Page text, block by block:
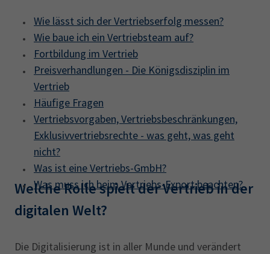
Wie lässt sich der Vertriebserfolg messen?
Wie baue ich ein Vertriebsteam auf?
Fortbildung im Vertrieb
Preisverhandlungen - Die Königsdisziplin im
Vertrieb
Häufige Fragen
Vertriebsvorgaben, Vertriebsbeschränkungen,
Exklusivvertriebsrechte - was geht, was geht
nicht?
Was ist eine Vertriebs-GmbH?
Was muss ich beim Vertriebs-Export beachten?
Welche Rolle spielt der Vertrieb in der
digitalen Welt?
Die Digitalisierung ist in aller Munde und verändert